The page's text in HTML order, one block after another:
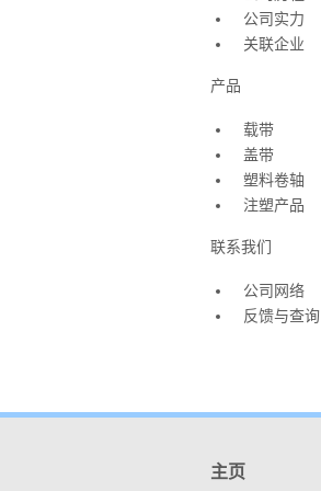
公司实力
关联企业
产品
载带
盖带
塑料卷轴
注塑产品
联系我们
公司网络
反馈与查询
主页